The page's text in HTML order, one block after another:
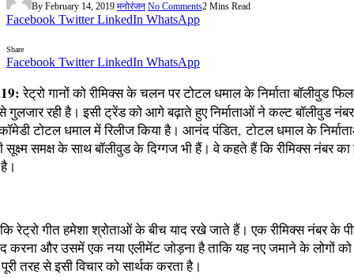
By February 14, 2019 मनोरंजन No Comments2 Mins Read
Facebook Twitter LinkedIn WhatsApp
Share
Facebook Twitter LinkedIn WhatsApp
रेट्रो गानों को रीमिक्‍स के चलन पर टोटल धमाल के निर्माता बॉलीवुड
गुलजार रही है। इसी ट्रेंड को आगे बढ़ाते हुए निर्माताओं ने कल्‍ट बॉलीवुड
टोटल धमाल में रिलीज किया है। आनंद पंडित, टोटल धमाल के
समक्ष के साथ बॉलीवुड के दिग्‍गज भी हैं। वे कहते हैं कि रीमिक्‍स नंबर का
रेट्रो गीत हमेशा श्रोताओं के बीच याद रखे जाते हैं। एक रीमिक्‍स नंबर के
करना और उसमें एक नया एलीमेंट जोड़ना है ताकि यह नए जमाने के लोगों
तरह से इसी विचार को सार्थक करता है।